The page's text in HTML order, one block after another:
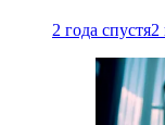
2 года спустя2